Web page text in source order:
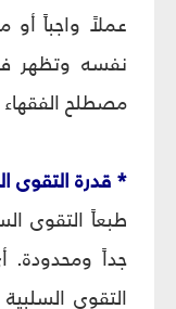
عملاً واجباً أو
نفسه وتظهر
مصطلح
* قدرة التقوى
طبعاً التقوى
جداً ومحدودة.
التقوى